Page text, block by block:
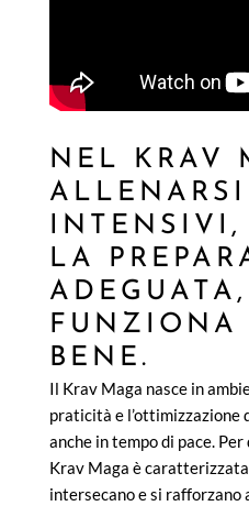
NEL KRAV
ALLENARSI
INTENSIVI,
LA
ADEGUATA,
FUNZIONA
BENE.
Il Krav Maga nasce in
praticità e l’ottimizzazione
anche in tempo di pace.
Krav Maga è
intersecano e si rafforzano